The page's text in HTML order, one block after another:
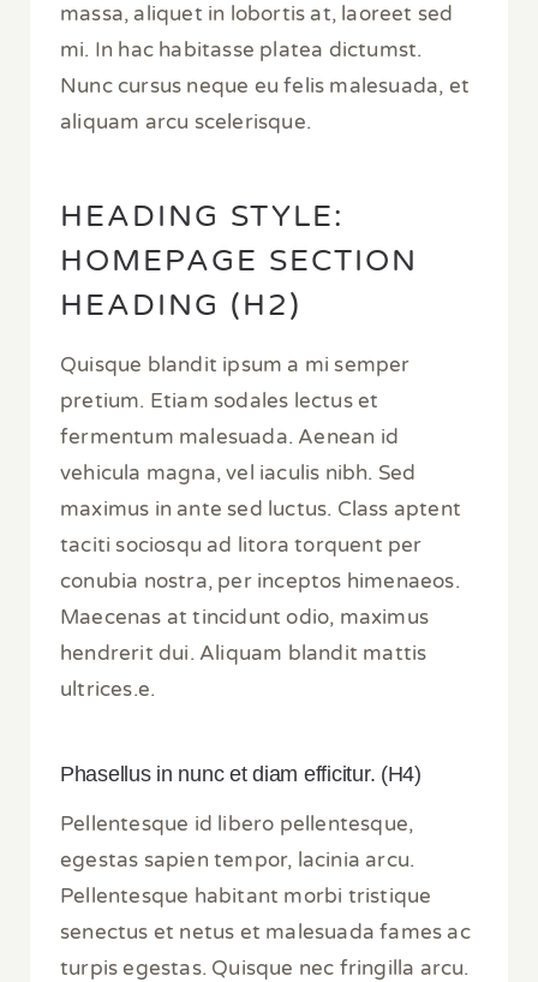
massa, aliquet in lobortis at, laoreet sed
mi. In hac habitasse platea dictumst.
Nunc cursus neque eu felis malesuada, et
aliquam arcu scelerisque.
HEADING STYLE:
HOMEPAGE SECTION
HEADING (H2)
Quisque blandit ipsum a mi semper
pretium. Etiam sodales lectus et
fermentum malesuada. Aenean id
vehicula magna, vel iaculis nibh. Sed
maximus in ante sed luctus. Class aptent
taciti sociosqu ad litora torquent per
conubia nostra, per inceptos himenaeos.
Maecenas at tincidunt odio, maximus
hendrerit dui. Aliquam blandit mattis
ultrices.e.
Phasellus in nunc et diam efficitur. (H4)
Pellentesque id libero pellentesque,
egestas sapien tempor, lacinia arcu.
Pellentesque habitant morbi tristique
senectus et netus et malesuada fames ac
turpis egestas. Quisque nec fringilla arcu.